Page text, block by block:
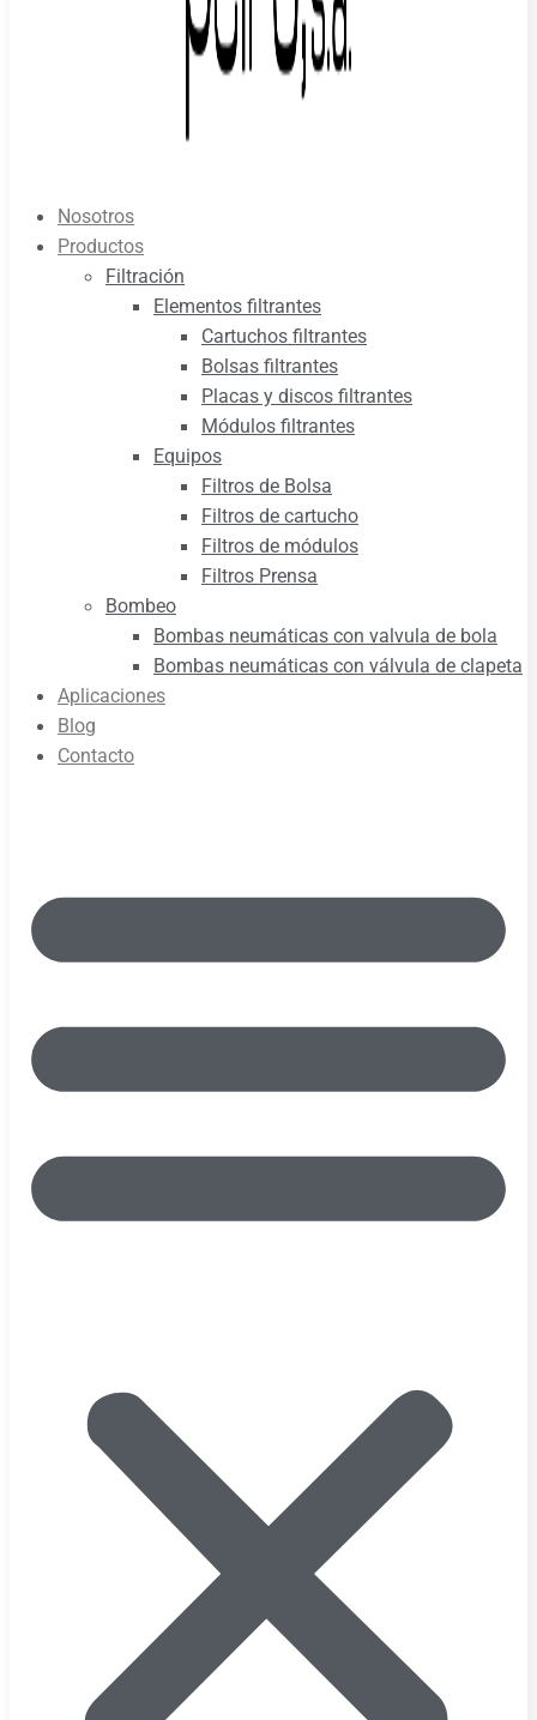
Nosotros
Productos
Filtración
Elementos filtrantes
Cartuchos filtrantes
Bolsas filtrantes
Placas y discos filtrantes
Módulos filtrantes
Equipos
Filtros de Bolsa
Filtros de cartucho
Filtros de módulos
Filtros Prensa
Bombeo
Bombas neumáticas con valvula de bola
Bombas neumáticas con válvula de clapeta
Aplicaciones
Blog
Contacto